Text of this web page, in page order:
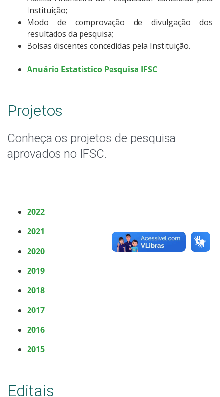
Instituição;
Modo de comprovação de divulgação dos
resultados da pesquisa;
Bolsas discentes concedidas pela Instituição.
Anuário Estatístico Pesquisa IFSC
Projetos
Conheça os projetos de pesquisa
aprovados no IFSC.
2022
2021
2020
2019
2018
2017
2016
2015
Editais